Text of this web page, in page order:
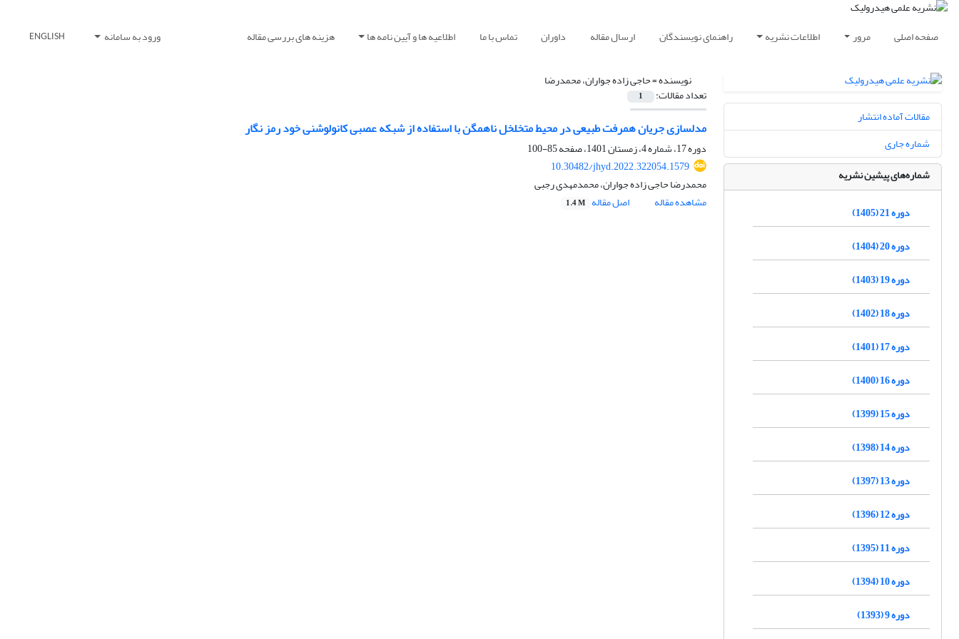
صفحه اصلی مرور اطلاعات نشریه راهنمای نویسندگان ارسال مقاله داوران تماس با ما اطلاعیه ها و آیین نامه ها هزینه های بررسی مقاله ورود به سامانه ENGLISH
نویسنده =حاجی زاده جواران، محمدرضا
تعداد مقالات: 1
مدلسازی جریان همرفت طبیعی در محیط متخلخل ناهمگن با استفاده از شبکه عصبی کانولوشنی خود رمز نگار
دوره 17، شماره 4، زمستان 1401، صفحه
85-100
10.30482/jhyd.2022.322054.1579
محمدرضا حاجی زاده جواران، محمدمهدی رجبی
مشاهده مقاله
اصل مقاله 1.4 M
مقالات آماده انتشار
شماره جاری
شماره‌های پیشین نشریه
دوره 21 (1405)
دوره 20 (1404)
دوره 19 (1403)
دوره 18 (1402)
دوره 17 (1401)
دوره 16 (1400)
دوره 15 (1399)
دوره 14 (1398)
دوره 13 (1397)
دوره 12 (1396)
دوره 11 (1395)
دوره 10 (1394)
دوره 9 (1393)